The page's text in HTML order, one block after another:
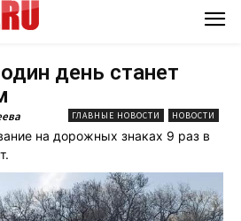
день станет
ГЛАВНЫЕ НОВОСТИ НОВОСТИ
на дорожных знаках 9 раз в